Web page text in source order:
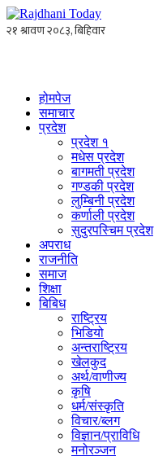
होमपेज
समाचार
प्रदेश
प्रदेश १
मधेस प्रदेश
बागमती प्रदेश
गण्डकी प्रदेश
लुम्बिनी प्रदेश
कर्णाली प्रदेश
सुदुरपस्चिम प्रदेश
अपराध
राजनीति
समाज
शिक्षा
बिबिध
राष्ट्रिय
भिडियो
अन्तराष्ट्रिय
खेलकुद
अर्थ/वाणीज्य
कृषि
धर्म/संस्कृति
विचार/ब्लग
विज्ञान/प्राविधि
मनोरञ्जन